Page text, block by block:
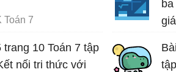
Toán 7
trang 10 Toán 7 tập
nối tri thức với